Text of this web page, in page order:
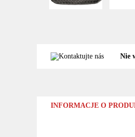
Nie
INFORMACJE O